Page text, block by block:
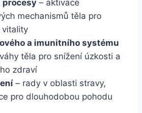
procesy – aktivace
mechanismů těla pro
vitality
a imunitního systému
těla pro snížení úzkosti a
zdraví
– rady v oblasti stravy,
pro dlouhodobou pohodu